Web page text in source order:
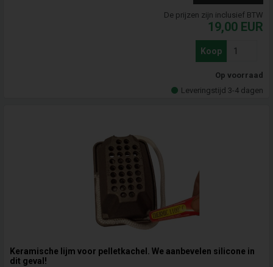
De prijzen zijn inclusief BTW
19,00 EUR
Koop
Op voorraad
Leveringstijd 3-4 dagen
Keramische lijm voor pelletkachel. We aanbevelen silicone in
dit geval!